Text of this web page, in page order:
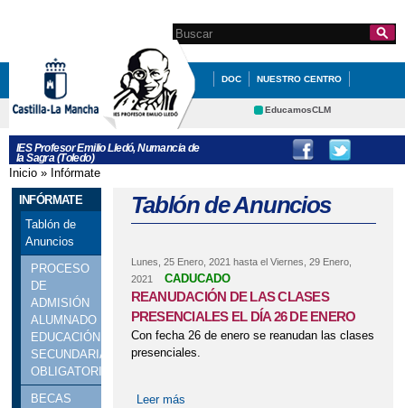
contenido
principal
Formulario de
búsqueda
Search this site
DOC NUESTRO CENTRO
SECRETARÍA EDUCACIÓN
INFÓRMATE
ERASMUS + CONSEJO ESCOLAR
SALUDABLES
PROYECTOS PROYECTOS
PROYECTOS
EducamosCLM
Portal Educación
IES Profesor Emilio Lledó, Numancia de
la Sagra (Toledo)
Se encuentra usted aquí
Inicio » Infórmate
INFÓRMATE
Tablón de
Anuncios
PROCESO
DE
ADMISIÓN
ALUMNADO
EDUCACIÓN
SECUNDARIA
OBLIGATORIA
BECAS
Tablón de Anuncios
Lunes, 25 Enero, 2021 hasta el Viernes, 29 Enero,
2021
CADUCADO
REANUDACIÓN DE LAS CLASES
PRESENCIALES EL DÍA 26 DE ENERO
Con fecha 26 de enero se reanudan las clases
presenciales.
Leer más